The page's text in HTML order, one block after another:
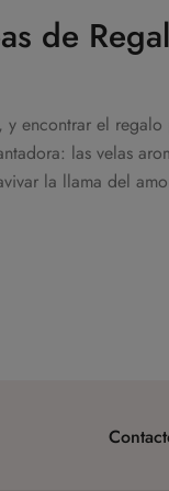
de
y encontrar el
las velas
la llama del